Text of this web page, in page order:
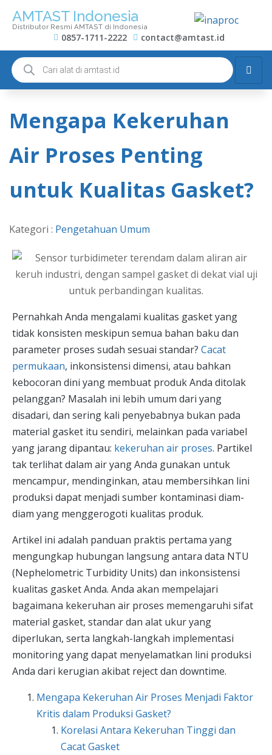
AMTAST Indonesia
Distributor Resmi AMTAST di Indonesia
0857-1711-2222 contact@amtast.id
Mengapa Kekeruhan
Air Proses Penting
untuk Kualitas Gasket?
Kategori : Pengetahuan Umum
Pernahkah Anda mengalami kualitas gasket yang
tidak konsisten meskipun semua bahan baku dan
parameter proses sudah sesuai standar? Cacat
permukaan, inkonsistensi dimensi, atau bahkan
kebocoran dini yang membuat produk Anda ditolak
pelanggan? Masalah ini lebih umum dari yang
disadari, dan sering kali penyebabnya bukan pada
material gasket itu sendiri, melainkan pada variabel
yang jarang dipantau: kekeruhan air proses. Partikel
tak terlihat dalam air yang Anda gunakan untuk
mencampur, mendinginkan, atau membersihkan lini
produksi dapat menjadi sumber kontaminasi diam-
diam yang menggerogoti kualitas produk.
Artikel ini adalah panduan praktis pertama yang
mengungkap hubungan langsung antara data NTU
(Nephelometric Turbidity Units) dan inkonsistensi
kualitas gasket Anda. Anda akan mempelajari
bagaimana kekeruhan air proses memengaruhi sifat
material gasket, standar dan alat ukur yang
diperlukan, serta langkah-langkah implementasi
monitoring yang dapat menyelamatkan lini produksi
Anda dari kerugian akibat reject dan downtime.
Mengapa Kekeruhan Air Proses Menjadi Faktor
Kritis dalam Produksi Gasket?
Korelasi Antara Kekeruhan Tinggi dan
Cacat Gasket